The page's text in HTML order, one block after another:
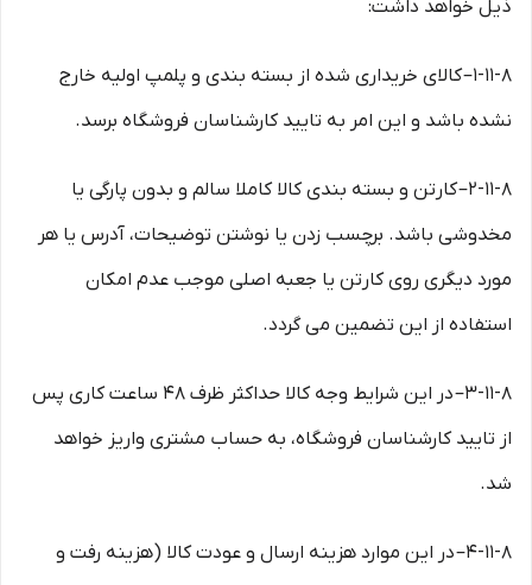
ذیل خواهد داشت:
۱-۱۱-۸– کالای خریداری شده از بسته بندی و پلمپ اولیه خارج
نشده باشد و این امر به تایید کارشناسان فروشگاه برسد.
۲-۱۱-۸– کارتن و بسته بندی کالا کاملا سالم و بدون پارگی یا
مخدوشی باشد. برچسب زدن یا نوشتن توضیحات، آدرس یا هر
مورد دیگری روی کارتن یا جعبه اصلی موجب عدم امکان
استفاده از این تضمین می گردد.
۳-۱۱-۸– در این شرایط وجه کالا حداکثر ظرف ۴۸ ساعت کاری پس
از تایید کارشناسان فروشگاه، به حساب مشتری واریز خواهد
شد.
۴-۱۱-۸– در این موارد هزینه ارسال و عودت کالا (هزینه رفت و